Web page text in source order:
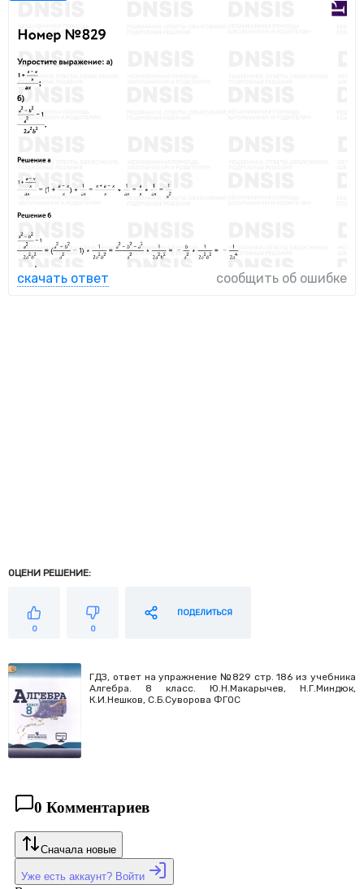
скачать ответ сообщить об ошибке
ОЦЕНИ РЕШЕНИЕ:
0 0
ПОДЕЛИТЬСЯ
ГДЗ, ответ на упражнение №829 стр. 186 из учебника
Алгебра. 8 класс. Ю.Н.Макарычев, Н.Г.Миндюк,
К.И.Нешков, С.Б.Суворова ФГОС